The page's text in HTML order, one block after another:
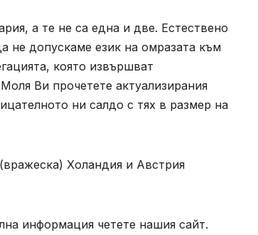
а те не са една и две. Естествено
не допускаме език на омразата към
която извършват
Ви прочетете актуализирания
ни салдо с тях в размер на
Холандия и Австрия
информация четете нашия сайт.